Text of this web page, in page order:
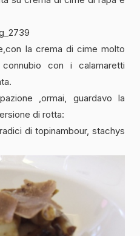
la crema di cime molto
con i calamaretti
,ormai, guardavo la
di rotta:
di topinambour, stachys